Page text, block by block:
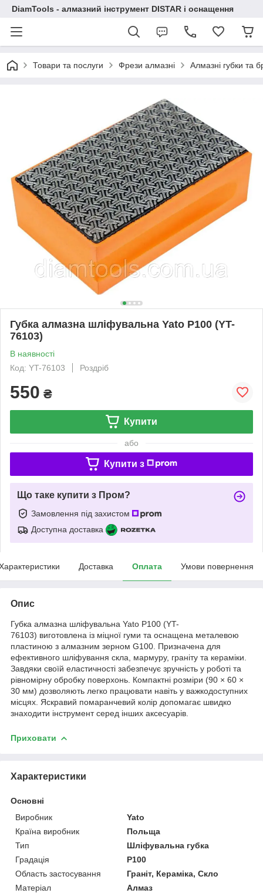
DiamTools - алмазний інструмент DISTAR і оснащення
Товари та послуги Фрези алмазні Алмазні губки та
Губка алмазна шліфувальна Yato P100 (YT-
76103)
В наявності
Код: YT-76103
Роздріб
550 ₴
Купити
або
Купити з
Що таке купити з Пром?
Замовлення під захистом
Доступна доставка
Доставка Оплата Умови повернення
Опис
Губка алмазна шліфувальна Yato P100 (YT-
76103) виготовлена із міцної гуми та оснащена металевою
пластиною з алмазним зерном G100. Призначена для
ефективного шліфування скла, мармуру, граніту та кераміки.
Завдяки своїй еластичності забезпечує зручність у роботі та
рівномірну обробку поверхонь. Компактні розміри (90 × 60 ×
30 мм) дозволяють легко працювати навіть у важкодоступних
місцях. Яскравий помаранчевий колір допомагає швидко
знаходити інструмент серед інших аксесуарів.
Приховати
Характеристики
Основні
Виробник
Yato
Країна виробник
Польща
Тип
Шліфувальна губка
Градація
P100
Область застосування
Граніт, Кераміка, Скло
Матеріал
Алмаз